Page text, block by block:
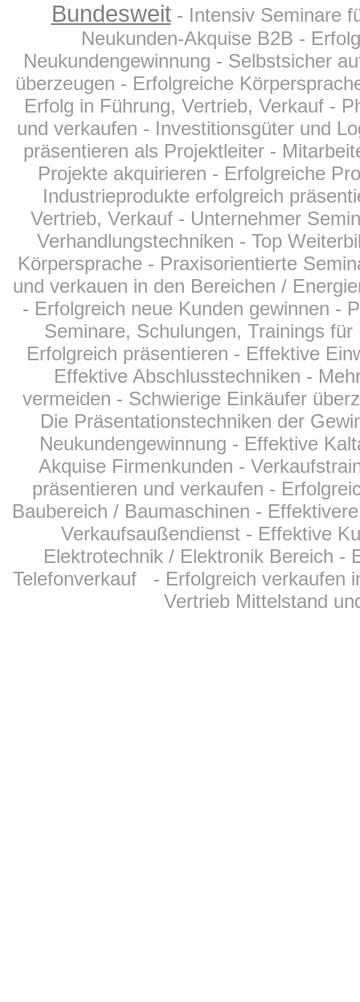
Bundesweit- Intensiv Seminare
Neukunden-Akquise B2B -
Neukundengewinnung - Selbstsicher
überzeugen - Erfolgreiche
Erfolg in Führung, Vertrieb, Verkauf -
und verkaufen - Investitionsgüter und
präsentieren als Projektleiter -
Projekte akquirieren - Erfolgreiche
Industrieprodukte erfolgreich
Vertrieb, Verkauf - Unternehmer
Verhandlungstechniken - Top
Körpersprache - Praxisorientierte
und verkauen in den Bereichen /
- Erfolgreich neue Kunden gewinnen -
Seminare, Schulungen, Trainings
Erfolgreich präsentieren - Effektive
Effektive Abschlusstechniken -
vermeiden - Schwierige Einkäufer
Die Präsentationstechniken der
Neukundengewinnung - Effektive
Akquise Firmenkunden -
präsentieren und verkaufen -
Baubereich / Baumaschinen -
Verkaufsaußendienst - Effektive
Elektrotechnik / Elektronik Bereich -
Telefonverkauf - Erfolgreich verkaufen
Vertrieb Mittelstand